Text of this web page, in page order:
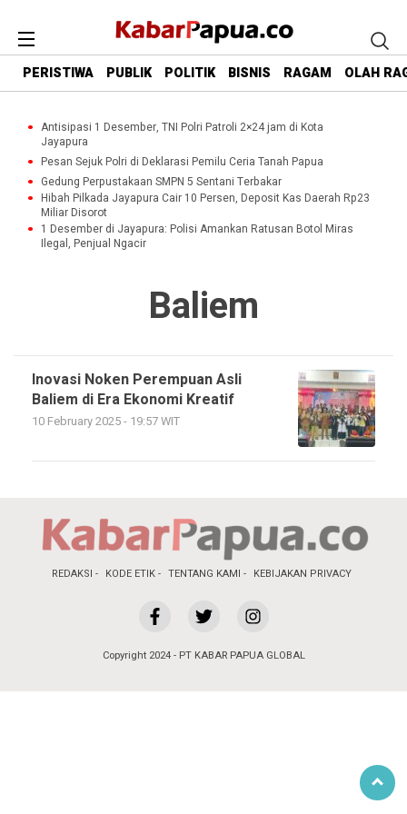
PERISTIWA PUBLIK POLITIK BISNIS RAGAM OLAH
Antisipasi 1 Desember, TNI Polri Patroli 2×24 jam di Kota
Jayapura
Pesan Sejuk Polri di Deklarasi Pemilu Ceria Tanah Papua
Gedung Perpustakaan SMPN 5 Sentani Terbakar
Hibah Pilkada Jayapura Cair 10 Persen, Deposit Kas Daerah Rp23
Miliar Disorot
1 Desember di Jayapura: Polisi Amankan Ratusan Botol Miras
Ilegal, Penjual Ngacir
Baliem
Inovasi Noken Perempuan Asli
Baliem di Era Ekonomi Kreatif
10 February 2025 - 19:57 WIT
REDAKSI KODE ETIK TENTANG KAMI KEBIJAKAN PRIVACY
Copyright 2024 - PT KABAR PAPUA GLOBAL